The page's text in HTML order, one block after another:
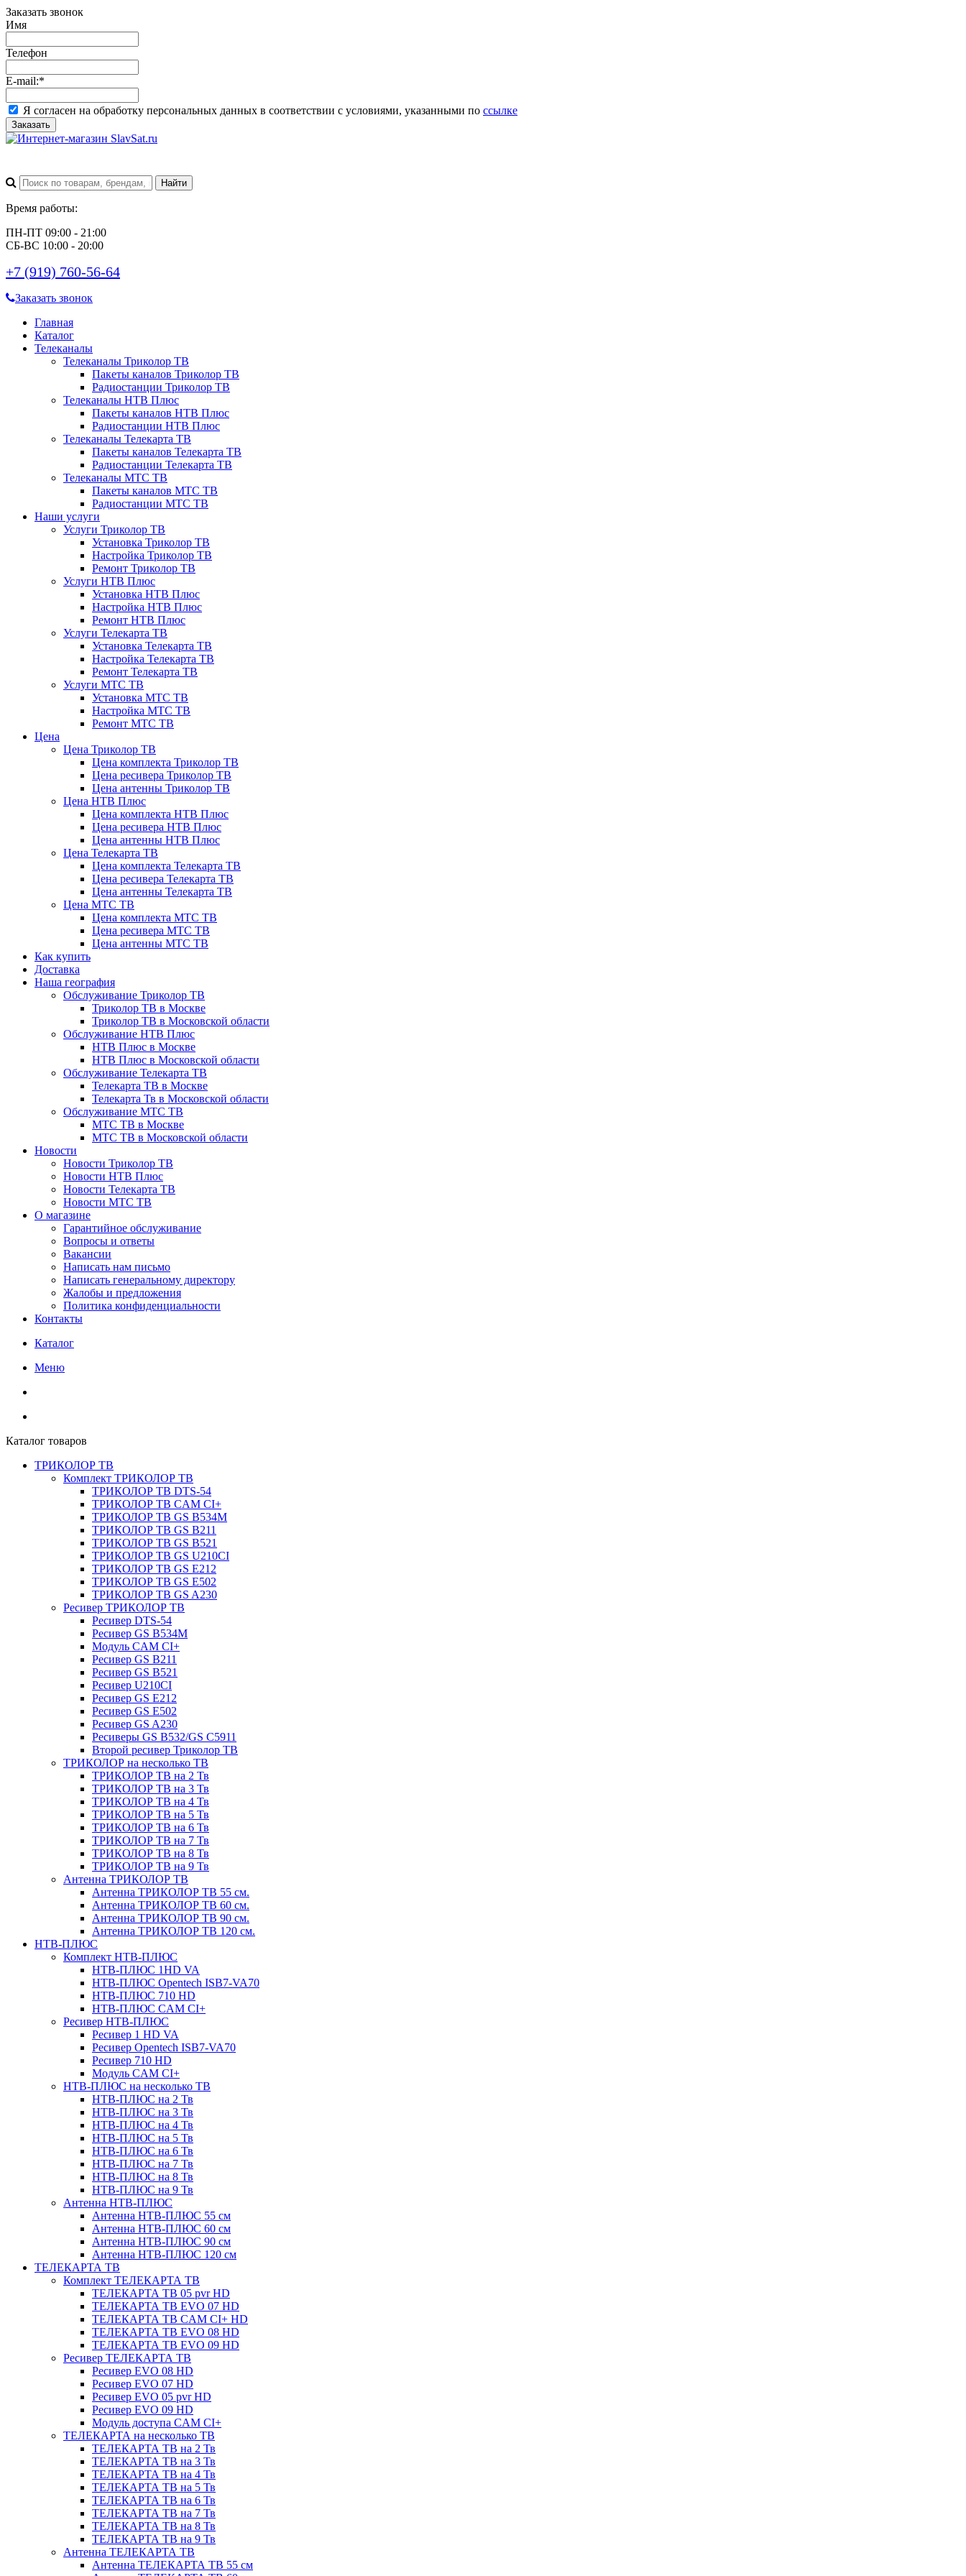
Заказать звонок
Имя
Телефон
E-mail:*
Я согласен на обработку персональных данных в соответствии с условиями, указанными по ссылке
Заказать
Время работы:
ПН-ПТ 09:00 - 21:00
СБ-ВС 10:00 - 20:00
+7 (919) 760-56-64
Заказать звонок
Главная
Каталог
Телеканалы
Телеканалы Триколор ТВ
Пакеты каналов Триколор ТВ
Радиостанции Триколор ТВ
Телеканалы НТВ Плюс
Пакеты каналов НТВ Плюс
Радиостанции НТВ Плюс
Телеканалы Телекарта ТВ
Пакеты каналов Телекарта ТВ
Радиостанции Телекарта ТВ
Телеканалы МТС ТВ
Пакеты каналов МТС ТВ
Радиостанции МТС ТВ
Наши услуги
Услуги Триколор ТВ
Установка Триколор ТВ
Настройка Триколор ТВ
Ремонт Триколор ТВ
Услуги НТВ Плюс
Установка НТВ Плюс
Настройка НТВ Плюс
Ремонт НТВ Плюс
Услуги Телекарта ТВ
Установка Телекарта ТВ
Настройка Телекарта ТВ
Ремонт Телекарта ТВ
Услуги МТС ТВ
Установка МТС ТВ
Настройка МТС ТВ
Ремонт МТС ТВ
Цена
Цена Триколор ТВ
Цена комплекта Триколор ТВ
Цена ресивера Триколор ТВ
Цена антенны Триколор ТВ
Цена НТВ Плюс
Цена комплекта НТВ Плюс
Цена ресивера НТВ Плюс
Цена антенны НТВ Плюс
Цена Телекарта ТВ
Цена комплекта Телекарта ТВ
Цена ресивера Телекарта ТВ
Цена антенны Телекарта ТВ
Цена МТС ТВ
Цена комплекта МТС ТВ
Цена ресивера МТС ТВ
Цена антенны МТС ТВ
Как купить
Доставка
Наша география
Обслуживание Триколор ТВ
Триколор ТВ в Москве
Триколор ТВ в Московской области
Обслуживание НТВ Плюс
НТВ Плюс в Москве
НТВ Плюс в Московской области
Обслуживание Телекарта ТВ
Телекарта ТВ в Москве
Телекарта Тв в Московской области
Обслуживание МТС ТВ
МТС ТВ в Москве
МТС ТВ в Московской области
Новости
Новости Триколор ТВ
Новости НТВ Плюс
Новости Телекарта ТВ
Новости МТС ТВ
О магазине
Гарантийное обслуживание
Вопросы и ответы
Вакансии
Написать нам письмо
Написать генеральному директору
Жалобы и предложения
Политика конфиденциальности
Контакты
Каталог
Меню
Каталог товаров
ТРИКОЛОР ТВ
Комплект ТРИКОЛОР ТВ
ТРИКОЛОР ТВ DTS-54
ТРИКОЛОР ТВ CAM CI+
ТРИКОЛОР ТВ GS B534M
ТРИКОЛОР ТВ GS B211
ТРИКОЛОР ТВ GS B521
ТРИКОЛОР ТВ GS U210CI
ТРИКОЛОР ТВ GS E212
ТРИКОЛОР ТВ GS E502
ТРИКОЛОР ТВ GS A230
Ресивер ТРИКОЛОР ТВ
Ресивер DTS-54
Ресивер GS B534M
Модуль CAM CI+
Ресивер GS B211
Ресивер GS B521
Ресивер U210CI
Ресивер GS E212
Ресивер GS E502
Ресивер GS A230
Ресиверы GS B532/GS C5911
Второй ресивер Триколор ТВ
ТРИКОЛОР на несколько ТВ
ТРИКОЛОР ТВ на 2 Тв
ТРИКОЛОР ТВ на 3 Тв
ТРИКОЛОР ТВ на 4 Тв
ТРИКОЛОР ТВ на 5 Тв
ТРИКОЛОР ТВ на 6 Тв
ТРИКОЛОР ТВ на 7 Тв
ТРИКОЛОР ТВ на 8 Тв
ТРИКОЛОР ТВ на 9 Тв
Антенна ТРИКОЛОР ТВ
Антенна ТРИКОЛОР ТВ 55 см.
Антенна ТРИКОЛОР ТВ 60 см.
Антенна ТРИКОЛОР ТВ 90 см.
Антенна ТРИКОЛОР ТВ 120 см.
НТВ-ПЛЮС
Комплект НТВ-ПЛЮС
НТВ-ПЛЮС 1HD VA
НТВ-ПЛЮС Opentech ISB7-VA70
НТВ-ПЛЮС 710 HD
НТВ-ПЛЮС CAM CI+
Ресивер НТВ-ПЛЮС
Ресивер 1 HD VA
Ресивер Opentech ISB7-VA70
Ресивер 710 HD
Модуль CAM CI+
НТВ-ПЛЮС на несколько ТВ
НТВ-ПЛЮС на 2 Тв
НТВ-ПЛЮС на 3 Тв
НТВ-ПЛЮС на 4 Тв
НТВ-ПЛЮС на 5 Тв
НТВ-ПЛЮС на 6 Тв
НТВ-ПЛЮС на 7 Тв
НТВ-ПЛЮС на 8 Тв
НТВ-ПЛЮС на 9 Тв
Антенна НТВ-ПЛЮС
Антенна НТВ-ПЛЮС 55 см
Антенна НТВ-ПЛЮС 60 см
Антенна НТВ-ПЛЮС 90 см
Антенна НТВ-ПЛЮС 120 см
ТЕЛЕКАРТА ТВ
Комплект ТЕЛЕКАРТА ТВ
ТЕЛЕКАРТА ТВ 05 pvr HD
ТЕЛЕКАРТА ТВ EVO 07 HD
ТЕЛЕКАРТА ТВ CAM CI+ HD
ТЕЛЕКАРТА ТВ EVO 08 HD
ТЕЛЕКАРТА ТВ EVO 09 HD
Ресивер ТЕЛЕКАРТА ТВ
Ресивер EVO 08 HD
Ресивер EVO 07 HD
Ресивер EVO 05 pvr HD
Ресивер EVO 09 HD
Модуль доступа CAM CI+
ТЕЛЕКАРТА на несколько ТВ
ТЕЛЕКАРТА ТВ на 2 Тв
ТЕЛЕКАРТА ТВ на 3 Тв
ТЕЛЕКАРТА ТВ на 4 Тв
ТЕЛЕКАРТА ТВ на 5 Тв
ТЕЛЕКАРТА ТВ на 6 Тв
ТЕЛЕКАРТА ТВ на 7 Тв
ТЕЛЕКАРТА ТВ на 8 Тв
ТЕЛЕКАРТА ТВ на 9 Тв
Антенна ТЕЛЕКАРТА ТВ
Антенна ТЕЛЕКАРТА ТВ 55 см